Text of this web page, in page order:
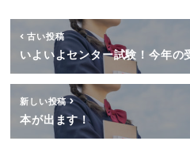
古い投稿
いよいよセンター試験！今年の
新しい投稿
本が出ます！